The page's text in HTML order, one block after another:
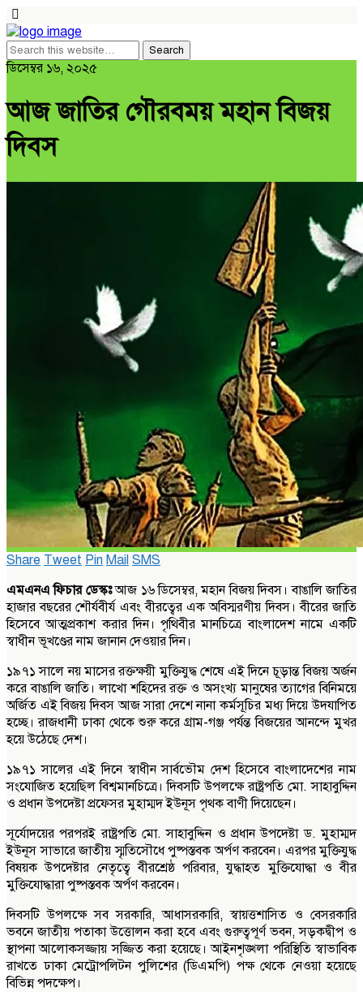
ডিসেম্বর ১৬, ২০২৫
আজ জাতির গৌরবময় মহান বিজয়
দিবস
Share Tweet Pin Mail SMS
এমএনএ ফিচার ডেস্কঃআজ ১৬ ডিসেম্বর, মহান বিজয় দিবস। বাঙালি জাতির
হাজার বছরের শৌর্যবীর্য এবং বীরত্বের এক অবিস্মরণীয় দিবস। বীরের জাতি
হিসেবে আত্মপ্রকাশ করার দিন। পৃথিবীর মানচিত্রে বাংলাদেশ নামে একটি
স্বাধীন ভূখণ্ডের নাম জানান দেওয়ার দিন।
১৯৭১ সালে নয় মাসের রক্তক্ষয়ী মুক্তিযুদ্ধ শেষে এই দিনে চূড়ান্ত বিজয় অর্জন
করে বাঙালি জাতি। লাখো শহিদের রক্ত ও অসংখ্য মানুষের ত্যাগের বিনিময়ে
অর্জিত এই বিজয় দিবস আজ সারা দেশে নানা কর্মসূচির মধ্য দিয়ে উদযাপিত
হচ্ছে। রাজধানী ঢাকা থেকে শুরু করে গ্রাম-গঞ্জ পর্যন্ত বিজয়ের আনন্দে মুখর
হয়ে উঠেছে দেশ।
১৯৭১ সালের এই দিনে স্বাধীন সার্বভৌম দেশ হিসেবে বাংলাদেশের নাম
সংযোজিত হয়েছিল বিশ্বমানচিত্রে। দিবসটি উপলক্ষে রাষ্ট্রপতি মো. সাহাবুদ্দিন
ও প্রধান উপদেষ্টা প্রফেসর মুহাম্মদ ইউনূস পৃথক বাণী দিয়েছেন।
সূর্যোদয়ের পরপরই রাষ্ট্রপতি মো. সাহাবুদ্দিন ও প্রধান উপদেষ্টা ড. মুহাম্মদ
ইউনূস সাভারে জাতীয় স্মৃতিসৌধে পুষ্পস্তবক অর্পণ করবেন। এরপর মুক্তিযুদ্ধ
বিষয়ক উপদেষ্টার নেতৃত্বে বীরশ্রেষ্ঠ পরিবার, যুদ্ধাহত মুক্তিযোদ্ধা ও বীর
মুক্তিযোদ্ধারা পুষ্পস্তবক অর্পণ করবেন।
দিবসটি উপলক্ষে সব সরকারি, আধাসরকারি, স্বায়ত্তশাসিত ও বেসরকারি
ভবনে জাতীয় পতাকা উত্তোলন করা হবে এবং গুরুত্বপূর্ণ ভবন, সড়কদ্বীপ ও
স্থাপনা আলোকসজ্জায় সজ্জিত করা হয়েছে। আইনশৃঙ্খলা পরিস্থিতি স্বাভাবিক
রাখতে ঢাকা মেট্রোপলিটন পুলিশের (ডিএমপি) পক্ষ থেকে নেওয়া হয়েছে
বিভিন্ন পদক্ষেপ।